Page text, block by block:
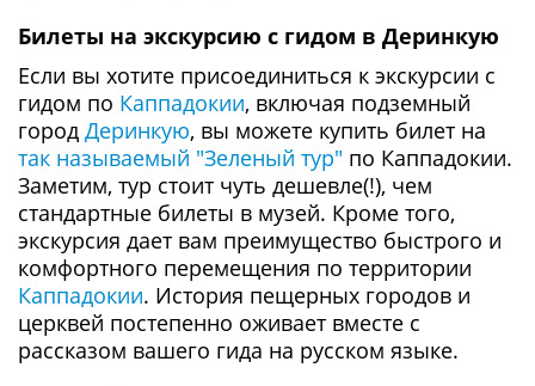
Билеты на экскурсию с гидом в Деринкую
Если вы хотите присоединиться к экскурсии с
гидом по Каппадокии, включая подземный
город Деринкую, вы можете купить билет на
так называемый "Зеленый тур" по Каппадокии.
Заметим, тур стоит чуть дешевле(!), чем
стандартные билеты в музей. Кроме того,
экскурсия дает вам преимущество быстрого и
комфортного перемещения по территории
Каппадокии. История пещерных городов и
церквей постепенно оживает вместе с
рассказом вашего гида на русском языке.